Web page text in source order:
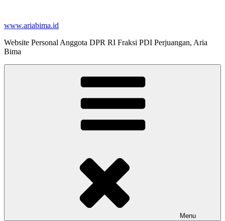
content
www.ariabima.id
Website Personal Anggota DPR RI Fraksi PDI Perjuangan, Aria
Bima
Menu